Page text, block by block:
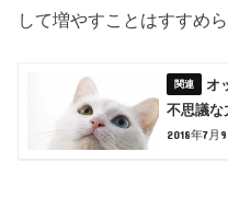
して増やすことはすすめ
オ
不思議な
2018年7月9